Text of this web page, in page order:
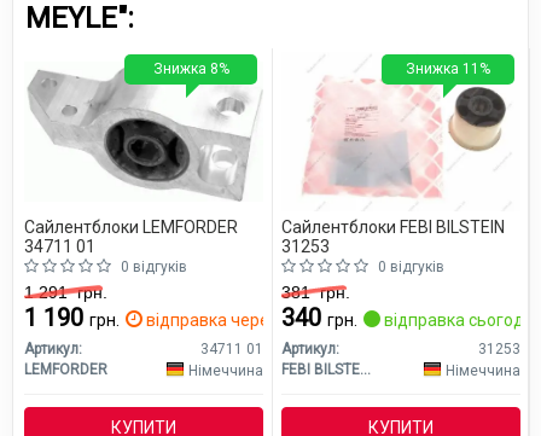
MEYLE":
Сайлентблоки LEMFORDER
34711 01
0 відгуків
1 291грн.
1 190 грн. відправка через 2 дн.
Артикул:
34711 01
LEMFORDER
Німеччина
КУПИТИ
Знижка 8%
Сайлентблоки FEBI BILSTEIN
31253
0 відгуків
381грн.
340 грн. відправка сьогодні
Артикул:
31253
FEBI BILSTEIN
Німеччина
КУПИТИ
Знижка 11%